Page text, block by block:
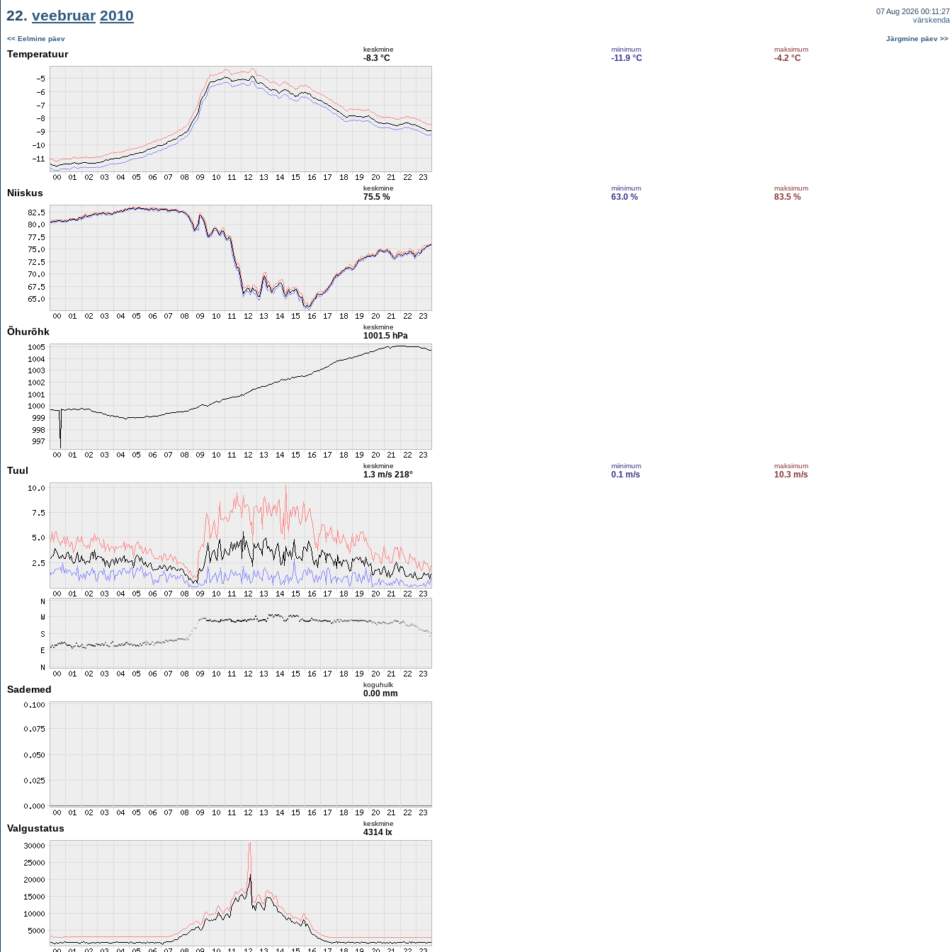
22. veebruar 2010
07 Aug 2026 00:11:27
värskenda
<< Eelmine päev Järgmine päev >>
Temperatuur keskmine
-8.3 °C
miinimum
-11.9 °C
maksimum
-4.2 °C
Niiskus keskmine
75.5 %
miinimum
63.0 %
maksimum
83.5 %
Õhurõhk keskmine
1001.5 hPa
Tuul keskmine
1.3 m/s 218°
miinimum
0.1 m/s
maksimum
10.3 m/s
Sademed koguhulk
0.00 mm
Valgustatus keskmine
4314 lx